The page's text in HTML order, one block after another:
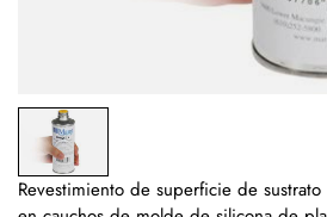
Revestimiento de superficie de